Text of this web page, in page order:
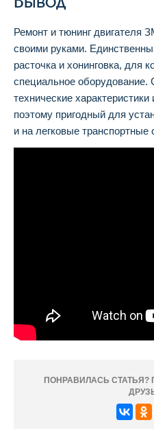
Ремонт и тюнинг двигателя
своими руками.
расточка и хонинговка, для
специальное
технические
поэтому пригодный для
и на легковые транспортные
ПОНРАВИЛАСЬ СТАТЬЯ?